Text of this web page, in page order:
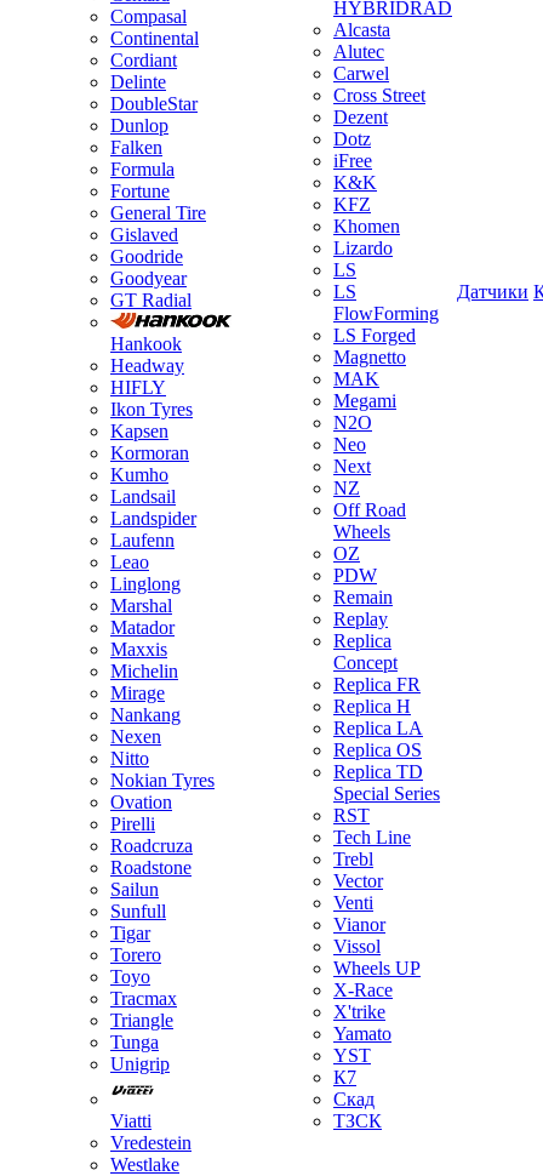
Compasal
Continental
Cordiant
Delinte
DoubleStar
Dunlop
Falken
Formula
Fortune
General Tire
Gislaved
Goodride
Goodyear
GT Radial
Hankook
Headway
HIFLY
Ikon Tyres
Kapsen
Kormoran
Kumho
Landsail
Landspider
Laufenn
Leao
Linglong
Marshal
Matador
Maxxis
Michelin
Mirage
Nankang
Nexen
Nitto
Nokian Tyres
Ovation
Pirelli
Roadcruza
Roadstone
Sailun
Sunfull
Tigar
Torero
Toyo
Tracmax
Triangle
Tunga
Unigrip
Viatti
Vredestein
Westlake
HYBRIDRAD
Alcasta
Alutec
Carwel
Cross Street
Dezent
Dotz
iFree
K&K
KFZ
Khomen
Lizardo
LS
LS
FlowForming
LS Forged
Magnetto
MAK
Megami
N2O
Neo
Next
NZ
Off Road
Wheels
OZ
PDW
Remain
Replay
Replica
Concept
Replica FR
Replica H
Replica LA
Replica OS
Replica TD
Special Series
RST
Tech Line
Trebl
Vector
Venti
Vianor
Vissol
Wheels UP
X-Race
X'trike
Yamato
YST
К7
Скад
ТЗСК
Датчики